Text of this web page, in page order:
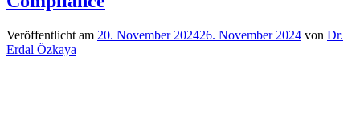
Veröffentlicht am 20. November 202426. November 2024 von Dr.
Erdal Özkaya